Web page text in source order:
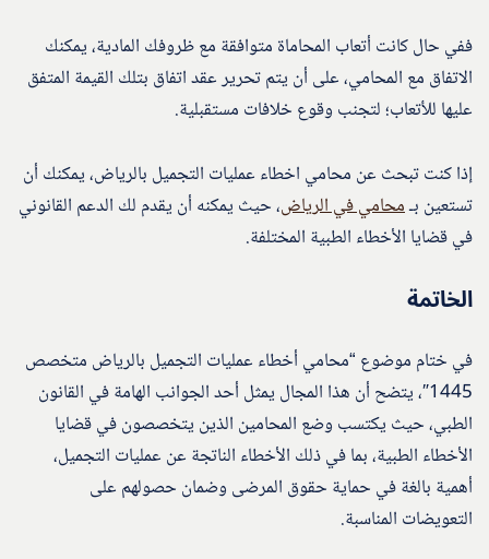
ففي حال كانت أتعاب المحاماة متوافقة مع ظروفك المادية، يمكنك
الاتفاق مع المحامي، على أن يتم تحرير عقد اتفاق بتلك القيمة المتفق
عليها للأتعاب؛ لتجنب وقوع خلافات مستقبلية.
إذا كنت تبحث عن محامي اخطاء عمليات التجميل بالرياض، يمكنك أن
تستعين بـمحامي في الرياض، حيث يمكنه أن يقدم لك الدعم القانوني
في قضايا الأخطاء الطبية المختلفة.
الخاتمة
في ختام موضوع “محامي أخطاء عمليات التجميل بالرياض متخصص
1445″، يتضح أن هذا المجال يمثل أحد الجوانب الهامة في القانون
الطبي، حيث يكتسب وضع المحامين الذين يتخصصون في قضايا
الأخطاء الطبية، بما في ذلك الأخطاء الناتجة عن عمليات التجميل،
أهمية بالغة في حماية حقوق المرضى وضمان حصولهم على
التعويضات المناسبة.